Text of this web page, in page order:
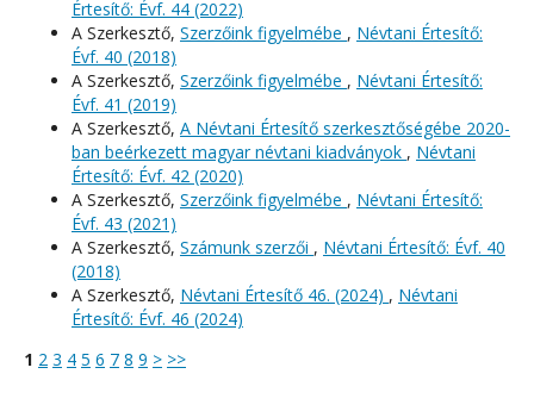
Értesítő: Évf. 44 (2022)
A Szerkesztő, Szerzőink figyelmébe , Névtani Értesítő:
Évf. 40 (2018)
A Szerkesztő, Szerzőink figyelmébe , Névtani Értesítő:
Évf. 41 (2019)
A Szerkesztő, A Névtani Értesítő szerkesztőségébe 2020-
ban beérkezett magyar névtani kiadványok , Névtani
Értesítő: Évf. 42 (2020)
A Szerkesztő, Szerzőink figyelmébe , Névtani Értesítő:
Évf. 43 (2021)
A Szerkesztő, Számunk szerzői , Névtani Értesítő: Évf. 40
(2018)
A Szerkesztő, Névtani Értesítő 46. (2024) , Névtani
Értesítő: Évf. 46 (2024)
1 2 3 4 5 6 7 8 9 > >>